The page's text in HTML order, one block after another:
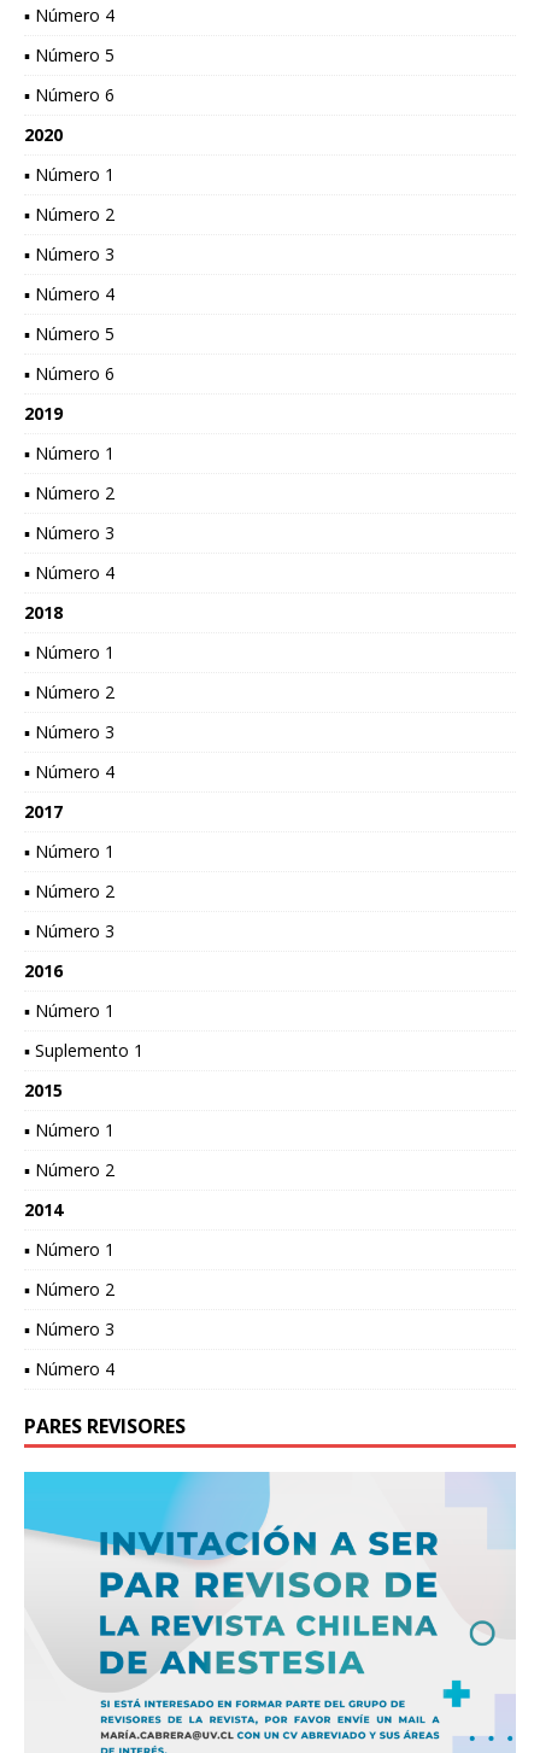
▪ Número 4
▪ Número 5
▪ Número 6
2020
▪ Número 1
▪ Número 2
▪ Número 3
▪ Número 4
▪ Número 5
▪ Número 6
2019
▪ Número 1
▪ Número 2
▪ Número 3
▪ Número 4
2018
▪ Número 1
▪ Número 2
▪ Número 3
▪ Número 4
2017
▪ Número 1
▪ Número 2
▪ Número 3
2016
▪ Número 1
▪ Suplemento 1
2015
▪ Número 1
▪ Número 2
2014
▪ Número 1
▪ Número 2
▪ Número 3
▪ Número 4
PARES REVISORES